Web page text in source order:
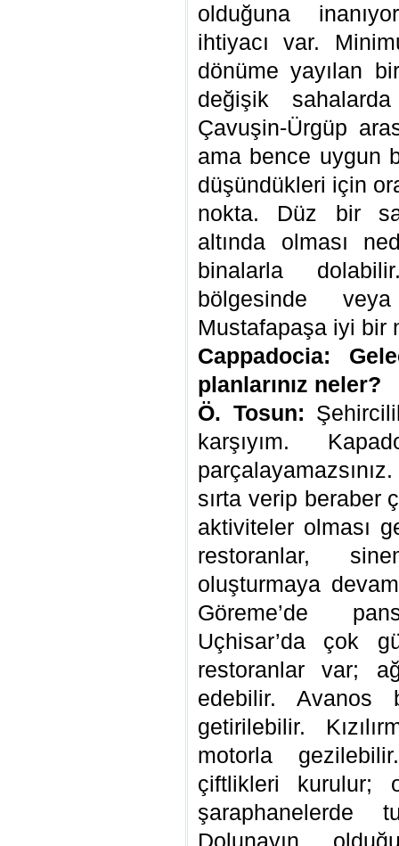
olduğuna
ihtiyacı var.
dönüme yayılan
değişik
Çavuşin-Ürgüp
ama bence uygun
düşündükleri için
nokta. Düz bir
altında olması
binalarla
bölgesinde
Mustafapaşa iyi bir
Cappadocia:
planlarınız neler?
Ö. Tosun:
karşıyım.
sırta verip beraber
aktiviteler olması
restoranlar,
oluşturmaya
Göreme’de
Uçhisar’da çok
restoranlar var;
edebilir. Avanos
getirilebilir.
motorla
çiftlikleri kurulur;
şaraphanelerde
Dolunayın